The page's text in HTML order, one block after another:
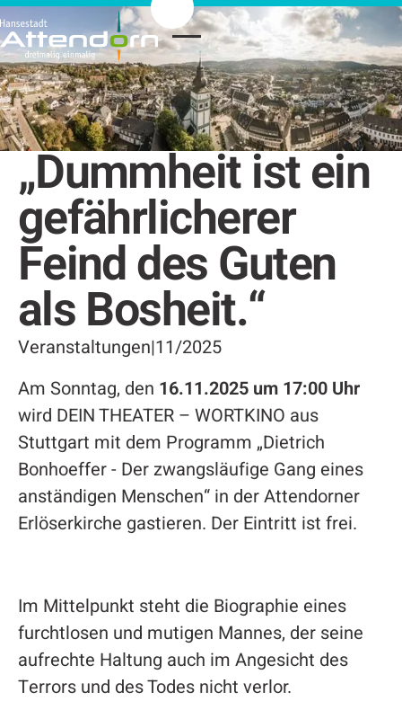
„Dummheit ist ein
gefährlicherer
Feind des Guten
als Bosheit.“
Veranstaltungen|11/2025
Am Sonntag, den 16.11.2025 um 17:00 Uhr
wird DEIN THEATER – WORTKINO aus
Stuttgart mit dem Programm „Dietrich
Bonhoeffer - Der zwangsläufige Gang eines
anständigen Menschen“ in der Attendorner
Erlöserkirche gastieren. Der Eintritt ist frei.
Im Mittelpunkt steht die Biographie eines
furchtlosen und mutigen Mannes, der seine
aufrechte Haltung auch im Angesicht des
Terrors und des Todes nicht verlor.